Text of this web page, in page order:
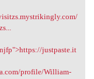
justpaste.it
profile/William-